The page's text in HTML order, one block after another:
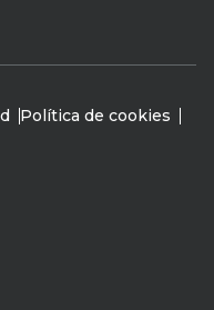
Política de cookies